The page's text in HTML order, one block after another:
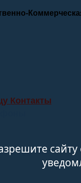
Контакты
адреса